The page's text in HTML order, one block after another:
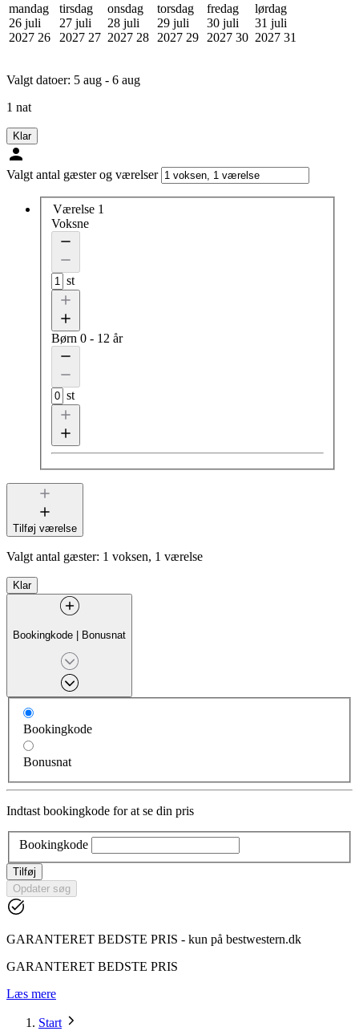
mandag
26 juli
2027 26
tirsdag
27 juli
2027 27
onsdag
28 juli
2027 28
torsdag
29 juli
2027 29
fredag
30 juli
2027 30
lørdag
31 juli
2027 31
Valgt datoer: 5 aug - 6 aug
1 nat
Klar
Valgt antal gæster og værelser
Værelse 1
Voksne
st
Børn 0 - 12 år
st
Tilføj værelse
Valgt antal gæster: 1 voksen, 1 værelse
Klar
Bookingkode | Bonusnat
Bookingkode
Bonusnat
Indtast bookingkode for at se din pris
Bookingkode
Tilføj
Opdater søg
GARANTERET BEDSTE PRIS - kun på bestwestern.dk
GARANTERET BEDSTE PRIS
Læs mere
Start